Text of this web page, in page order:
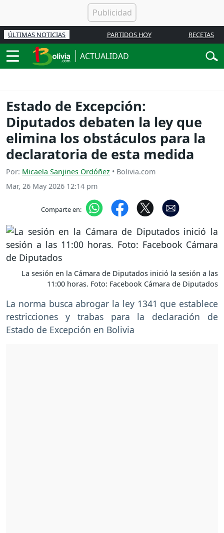
ÚLTIMAS NOTICIAS PARTIDOS HOY RECETAS
ACTUALIDAD
Estado de Excepción:
Diputados debaten la ley que
elimina los obstáculos para la
declaratoria de esta medida
Por: Micaela Sanjines Ordóñez • Bolivia.com
Mar, 26 May 2026 12:14 pm
Comparte en:
La sesión en la Cámara de Diputados inició la sesión a las
11:00 horas. Foto: Facebook Cámara de Diputados
La norma busca abrogar la ley 1341 que establece
restricciones y trabas para la declaración de
Estado de Excepción en Bolivia